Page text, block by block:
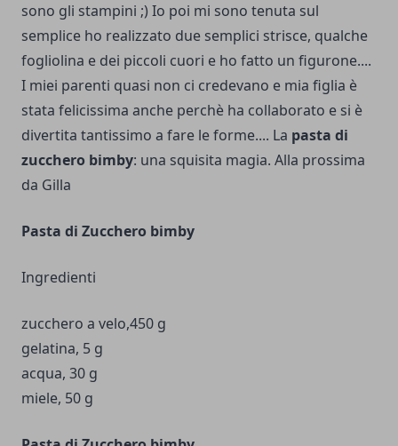
sono gli stampini ;) Io poi mi sono tenuta sul
semplice ho realizzato due semplici strisce, qualche
fogliolina e dei piccoli cuori e ho fatto un figurone....
I miei parenti quasi non ci credevano e mia figlia è
stata felicissima anche perchè ha collaborato e si è
divertita tantissimo a fare le forme.... La pasta di
zucchero bimby: una squisita magia. Alla prossima
da Gilla
Pasta di Zucchero bimby
Ingredienti
zucchero a velo,450 g
gelatina, 5 g
acqua, 30 g
miele, 50 g